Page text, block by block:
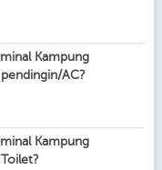
Kampung
AC?
Kampung